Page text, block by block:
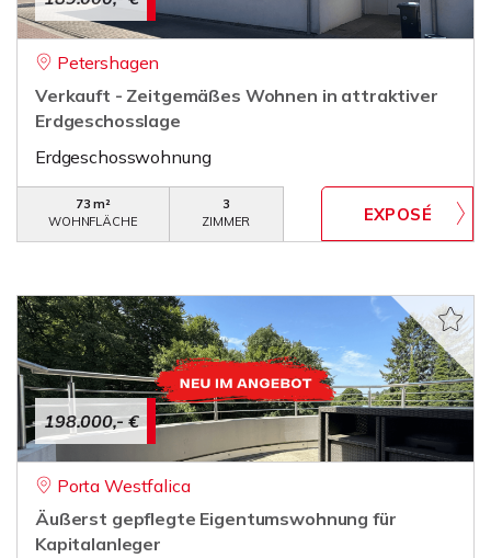
Petershagen
Verkauft - Zeitgemäßes Wohnen in attraktiver
Erdgeschosslage
Erdgeschosswohnung
73 m²
WOHNFLÄCHE
3
ZIMMER
198.000,- €
Porta Westfalica
Äußerst gepflegte Eigentumswohnung für
Kapitalanleger